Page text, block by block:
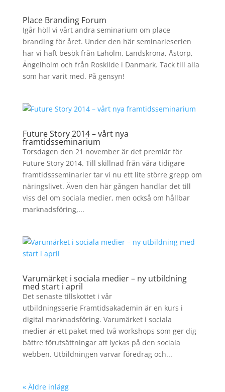
Place Branding Forum
Igår höll vi vårt andra seminarium om place
branding för året. Under den här seminarieserien
har vi haft besök från Laholm, Landskrona, Åstorp,
Ängelholm och från Roskilde i Danmark. Tack till alla
som har varit med. På gensyn!
Future Story 2014 – vårt nya
framtidsseminarium
Torsdagen den 21 november är det premiär för
Future Story 2014. Till skillnad från våra tidigare
framtidssseminarier tar vi nu ett lite större grepp om
näringslivet. Även den här gången handlar det till
viss del om sociala medier, men också om hållbar
marknadsföring,...
Varumärket i sociala medier – ny utbildning
med start i april
Det senaste tillskottet i vår
utbildningsserie Framtidsakademin är en kurs i
digital marknadsföring. Varumärket i sociala
medier är ett paket med två workshops som ger dig
bättre förutsättningar att lyckas på den sociala
webben. Utbildningen varvar föredrag och...
« Äldre inlägg